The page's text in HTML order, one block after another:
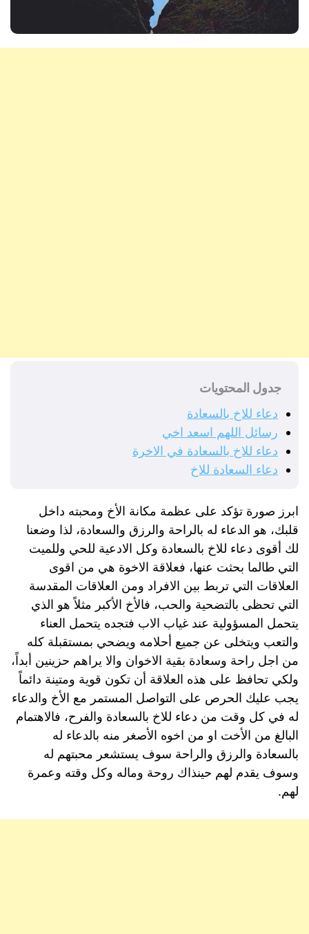
جدول المحتويات
دعاء للاخ بالسعادة
رسائل اللهم اسعد اخي
دعاء للاخ بالسعادة في الاخرة
دعاء السعادة للاخ
ابرز صورة تؤكد على عظمة مكانة الأخ ومحبته داخل
قلبك، هو الدعاء له بالراحة والرزق والسعادة، لذا وضعنا
لك أقوى دعاء للاخ بالسعادة وكل الادعية للحي وللميت
التي طالما بحثت عنها، فعلاقة الاخوة هي من اقوى
العلاقات التي تربط بين الافراد ومن العلاقات المقدسة
التي تحظى بالتضحية والحب، فالأخ الأكبر مثلاً هو الذي
يتحمل المسؤولية عند غياب الاب فتجده يتحمل العناء
والتعب ويتخلى عن جميع أحلامه ويضحي بمستقبلة كله
من اجل راحة وسعادة بقية الاخوان والا يراهم حزينين أبداً،
ولكي تحافظ على هذه العلاقة أن تكون قوية ومتينة دائماً
يجب عليك الحرص على التواصل المستمر مع الأخ والدعاء
له في كل وقت من دعاء للاخ بالسعادة والفرح، فالاهتمام
البالغ من الأخت او من اخوه الأصغر منه بالدعاء له
بالسعادة والرزق والراحة سوف يستشعر محبتهم له
وسوف يقدم لهم حينذاك روحة وماله وكل وقته وعمرة
لهم.